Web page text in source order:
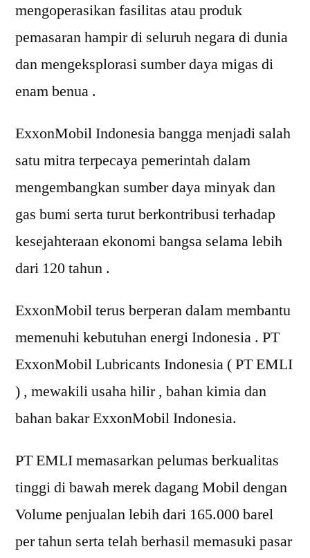
mengoperasikan fasilitas atau produk
pemasaran hampir di seluruh negara di dunia
dan mengeksplorasi sumber daya migas di
enam benua .
ExxonMobil Indonesia bangga menjadi salah
satu mitra terpecaya pemerintah dalam
mengembangkan sumber daya minyak dan
gas bumi serta turut berkontribusi terhadap
kesejahteraan ekonomi bangsa selama lebih
dari 120 tahun .
ExxonMobil terus berperan dalam membantu
memenuhi kebutuhan energi Indonesia . PT
ExxonMobil Lubricants Indonesia ( PT EMLI
) , mewakili usaha hilir , bahan kimia dan
bahan bakar ExxonMobil Indonesia.
PT EMLI memasarkan pelumas berkualitas
tinggi di bawah merek dagang Mobil dengan
Volume penjualan lebih dari 165.000 barel
per tahun serta telah berhasil memasuki pasar